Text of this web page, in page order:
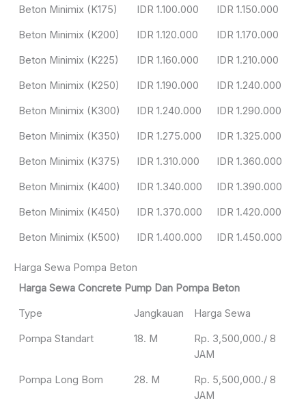
Beton Minimix (K175) IDR 1.100.000 IDR 1.150.000
Beton Minimix (K200) IDR 1.120.000 IDR 1.170.000
Beton Minimix (K225) IDR 1.160.000 IDR 1.210.000
Beton Minimix (K250) IDR 1.190.000 IDR 1.240.000
Beton Minimix (K300) IDR 1.240.000 IDR 1.290.000
Beton Minimix (K350) IDR 1.275.000 IDR 1.325.000
Beton Minimix (K375) IDR 1.310.000 IDR 1.360.000
Beton Minimix (K400) IDR 1.340.000 IDR 1.390.000
Beton Minimix (K450) IDR 1.370.000 IDR 1.420.000
Beton Minimix (K500) IDR 1.400.000 IDR 1.450.000
Harga Sewa Pompa Beton
Harga Sewa Concrete Pump Dan Pompa Beton
Type Jangkauan Harga Sewa
Pompa Standart 18. M
Rp. 3,500,000./ 8
JAM
Pompa Long Bom 28. M
Rp. 5,500,000./ 8
JAM